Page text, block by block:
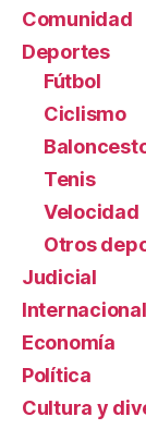
Comunidad
Deportes
Fútbol
Ciclismo
Tenis
Velocidad
Otros
Judicial
Internacional
Economía
Política
Cultura y